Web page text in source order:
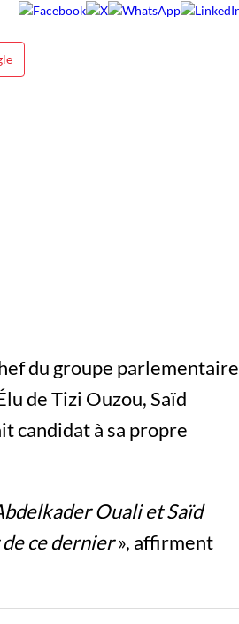
du groupe parlementaire
de Tizi Ouzou, Saïd
candidat à sa propre
Ouali et Saïd
ce dernier», affirment